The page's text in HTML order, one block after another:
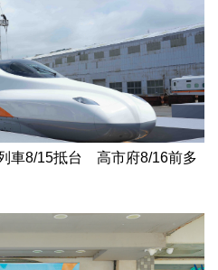
車8/15抵台 高市府8/16前多